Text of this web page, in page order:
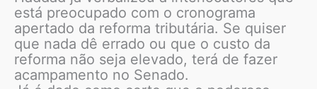
está preocupado com o cronograma
apertado da reforma tributária. Se quiser
que nada dê errado ou que o custo da
reforma não seja elevado, terá de fazer
acampamento no Senado.